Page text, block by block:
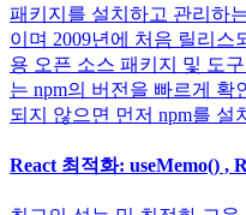
패키지를 설치하고 관리하
이며 2009년에 처음 릴리스
용 오픈 소스 패키지 및 도
는 npm의 버전을 빠르게 확
되지 않으면 먼저 npm를 설
React 최적화: useMemo() ,